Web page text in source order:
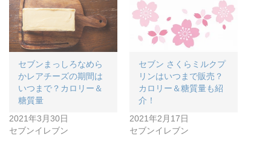
セブンまっしろなめら
かレアチーズの期間は
いつまで？カロリー＆
糖質量
2021年3月30日
セブンイレブン
セブン さくらミルクプ
リンはいつまで販売？
カロリー＆糖質量も紹
介！
2021年2月17日
セブンイレブン